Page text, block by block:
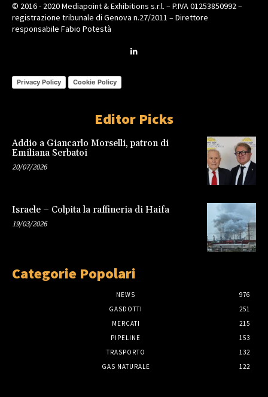
© 2016 - 2020 Mediapoint & Exhibitions s.r.l. – P.IVA 01253850992 –
registrazione tribunale di Genova n.27/2011 – Direttore
responsabile Fabio Potestà
Privacy Policy Cookie Policy
Editor Picks
Addio a Giancarlo Morselli, patron di
Emiliana Serbatoi
20/07/2026
Israele – Colpita la raffineria di Haifa
19/03/2026
Categorie Popolari
NEWS
976
GASDOTTI
251
MERCATI
215
PIPELINE
153
TRASPORTO
132
GAS NATURALE
122